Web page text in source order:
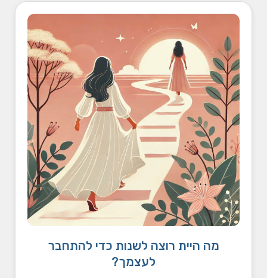
מה היית רוצה לשנות כדי להתחבר
לעצמך?